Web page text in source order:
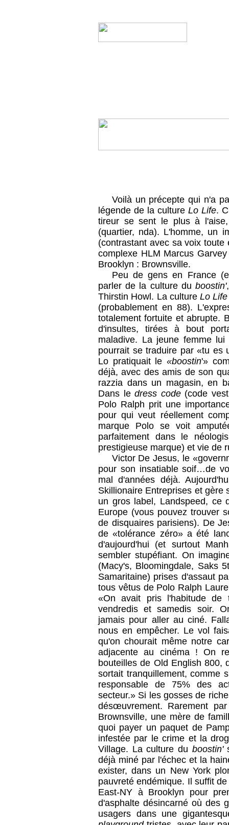
Voilà un précepte qui n'a
légende de la culture Lo Life.
tireur se sent le plus à
(quartier, nda). L'homme, un
(contrastant avec sa voix
complexe HLM Marcus
Brooklyn : Brownsville.
Peu de gens en France
parler de la culture duboostin'
Thirstin Howl. La cultureLo Life
(probablement en 88).
totalement fortuite et abrupte.
d'insultes, tirées à bout
maladive. La jeune femme
pourrait se traduire par «tu es
Lo pratiquait le«boostin'»
déjà, avec des amis de son
razzia dans un magasin, en
Dans ledress code(code
Polo Ralph prit une
pour qui veut réellement
marque Polo se voit
parfaitement dans le
prestigieuse marque) et vie de
Victor De Jesus, le
pour son insatiable soif…de
mal d'années déjà.
Skillionaire Entreprises et gère
un gros label, Landspeed, ce
Europe (vous pouvez trouver
de disquaires parisiens). De
de «tolérance zéro» a été
d'aujourd'hui (et surtout
sembler stupéfiant. On
(Macy's, Bloomingdale, Saks
Samaritaine) prises d'assaut
tous vêtus de Polo Ralph
«On avait pris l'habitude de
vendredis et samedis soir.
jamais pour aller au ciné.
nous en empêcher. Le vol
qu'on chourait même notre
adjacente au cinéma ! On
bouteilles de Old English 800,
sortait tranquillement, comme
responsable de 75% des
secteur.» Si les gosses de
désœuvrement. Rarement
Brownsville, une mère de
quoi payer un paquet de
infestée par le crime et la
Village. La culture du boostin'
déjà miné par l'échec et la
exister, dans un New York
pauvreté endémique. Il suffit
East-NY à Brooklyn pour
d'asphalte désincarné où des
usagers dans une